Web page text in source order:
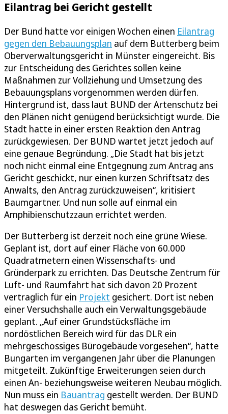
Eilantrag bei Gericht gestellt
Der Bund hatte vor einigen Wochen einen Eilantrag
gegen den Bebauungsplan auf dem Butterberg beim
Oberverwaltungsgericht in Münster eingereicht. Bis
zur Entscheidung des Gerichtes sollen keine
Maßnahmen zur Vollziehung und Umsetzung des
Bebauungsplans vorgenommen werden dürfen.
Hintergrund ist, dass laut BUND der Artenschutz bei
den Plänen nicht genügend berücksichtigt wurde. Die
Stadt hatte in einer ersten Reaktion den Antrag
zurückgewiesen. Der BUND wartet jetzt jedoch auf
eine genaue Begründung. „Die Stadt hat bis jetzt
noch nicht einmal eine Entgegnung zum Antrag ans
Gericht geschickt, nur einen kurzen Schriftsatz des
Anwalts, den Antrag zurückzuweisen“, kritisiert
Baumgartner. Und nun solle auf einmal ein
Amphibienschutzzaun errichtet werden.
Der Butterberg ist derzeit noch eine grüne Wiese.
Geplant ist, dort auf einer Fläche von 60.000
Quadratmetern einen Wissenschafts- und
Gründerpark zu errichten. Das Deutsche Zentrum für
Luft- und Raumfahrt hat sich davon 20 Prozent
vertraglich für ein Projekt gesichert. Dort ist neben
einer Versuchshalle auch ein Verwaltungsgebäude
geplant. „Auf einer Grundstücksfläche im
nordöstlichen Bereich wird für das DLR ein
mehrgeschossiges Bürogebäude vorgesehen“, hatte
Bungarten im vergangenen Jahr über die Planungen
mitgeteilt. Zukünftige Erweiterungen seien durch
einen An- beziehungsweise weiteren Neubau möglich.
Nun muss ein Bauantrag gestellt werden. Der BUND
hat deswegen das Gericht bemüht.